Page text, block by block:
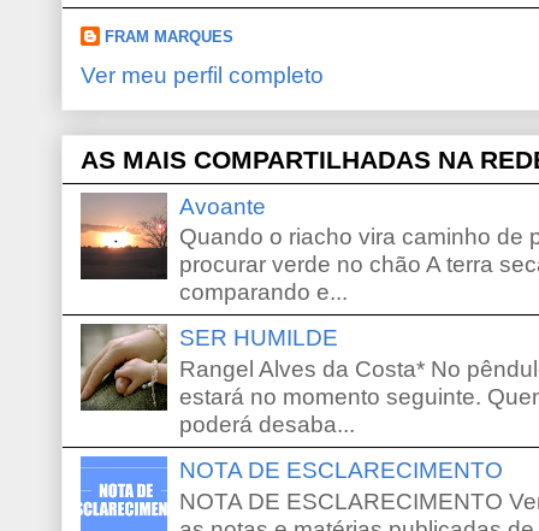
FRAM MARQUES
Ver meu perfil completo
AS MAIS COMPARTILHADAS NA
Avoante
Quando o riacho vira caminho de
procurar verde no chão A terra
comparando e...
SER HUMILDE
Rangel Alves da Costa* No
estará no momento seguinte.
poderá desaba...
NOTA DE ESCLARECIMENTO
NOTA DE ESCLARECIMENTO